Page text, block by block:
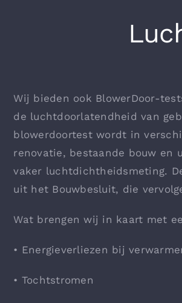
Wij bieden ook BlowerDoor-
de luchtdoorlatendheid van
blowerdoortest wordt in
renovatie, bestaande bouw
vaker luchtdichtheidsmeting.
uit het Bouwbesluit, die
Wat brengen wij in kaart met
• Energieverliezen bij
• Tochtstromen